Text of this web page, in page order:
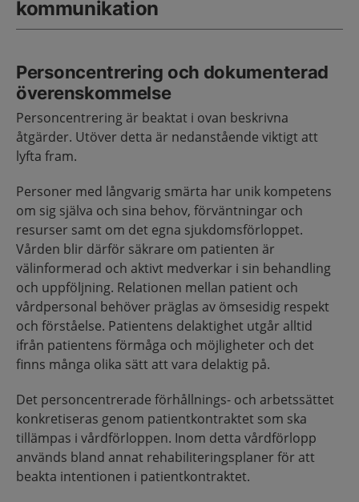
kommunikation
Personcentrering och dokumenterad
överenskommelse
Personcentrering är beaktat i ovan beskrivna
åtgärder. Utöver detta är nedanstående viktigt att
lyfta fram.
Personer med långvarig smärta har unik kompetens
om sig själva och sina behov, förväntningar och
resurser samt om det egna sjukdomsförloppet.
Vården blir därför säkrare om patienten är
välinformerad och aktivt medverkar i sin behandling
och uppföljning. Relationen mellan patient och
vårdpersonal behöver präglas av ömsesidig respekt
och förståelse. Patientens delaktighet utgår alltid
ifrån patientens förmåga och möjligheter och det
finns många olika sätt att vara delaktig på.
Det personcentrerade förhållnings- och arbetssättet
konkretiseras genom patientkontraktet som ska
tillämpas i vårdförloppen. Inom detta vårdförlopp
används bland annat rehabiliteringsplaner för att
beakta intentionen i patientkontraktet.